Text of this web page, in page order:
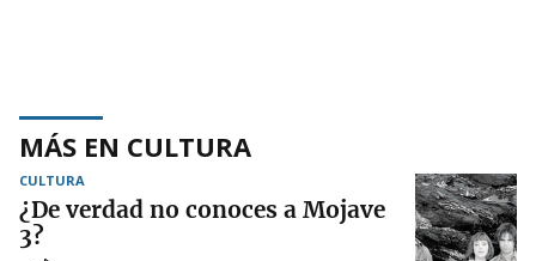
MÁS EN CULTURA
CULTURA
¿De verdad no conoces a Mojave
3?